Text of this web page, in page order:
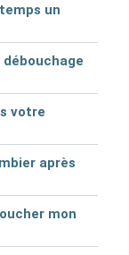
un
votre
après
mon